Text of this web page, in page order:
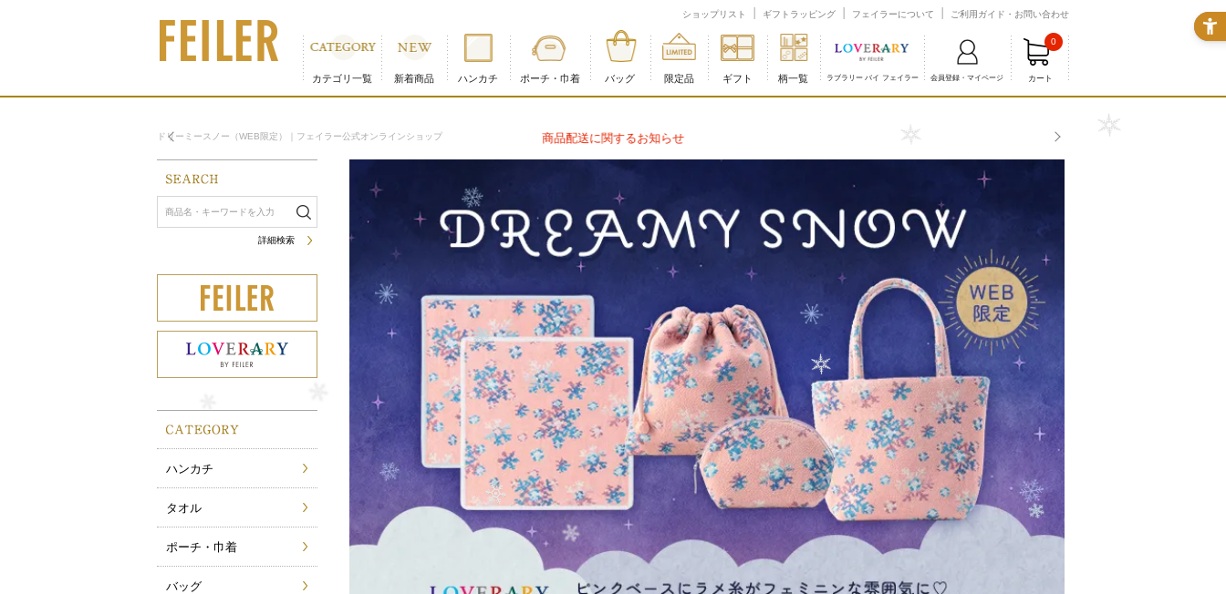
ドリーミースノー（WEB限定）｜フェイラー公式オンラインショップ
ショップリスト ギフトラッピング フェイラーについて ご利用ガイド・お問い合わせ
カテゴリ一覧 新着商品 ハンカチ ポーチ・巾着 バッグ 限定品 ギフト 柄一覧 ラブラリー バイ フェイラー 会員登録・マイページ カート
0
商品配送に関するお知らせ
詳細検索
ハンカチ
タオル
ポーチ・巾着
バッグ